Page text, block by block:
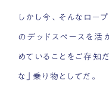
しかし今、そんなロー
のデッドスペースを活
めていることをご存知
な」乗り物としてだ。